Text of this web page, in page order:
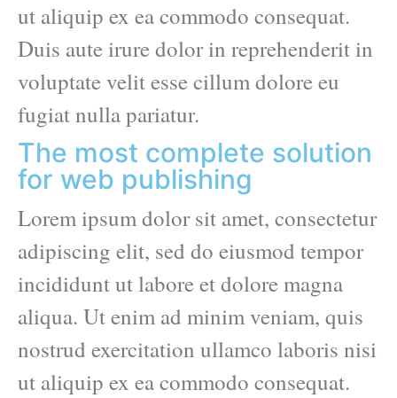
ut aliquip ex ea commodo consequat.
Duis aute irure dolor in reprehenderit in
voluptate velit esse cillum dolore eu
fugiat nulla pariatur.
The most complete solution
for web publishing
Lorem ipsum dolor sit amet, consectetur
adipiscing elit, sed do eiusmod tempor
incididunt ut labore et dolore magna
aliqua. Ut enim ad minim veniam, quis
nostrud exercitation ullamco laboris nisi
ut aliquip ex ea commodo consequat.